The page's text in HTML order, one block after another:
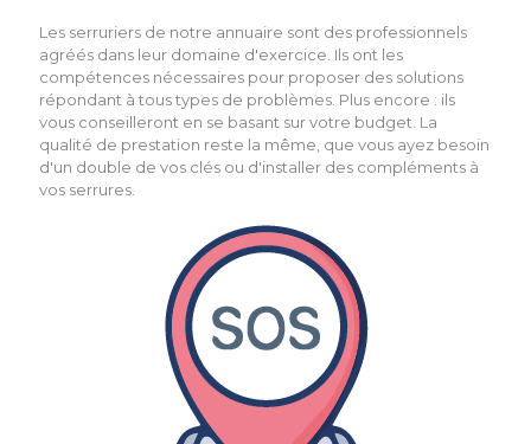
Les serruriers de notre annuaire sont des professionnels
agréés dans leur domaine d'exercice. Ils ont les
compétences nécessaires pour proposer des solutions
répondant à tous types de problèmes. Plus encore : ils
vous conseilleront en se basant sur votre budget. La
qualité de prestation reste la même, que vous ayez besoin
d'un double de vos clés ou d'installer des compléments à
vos serrures.